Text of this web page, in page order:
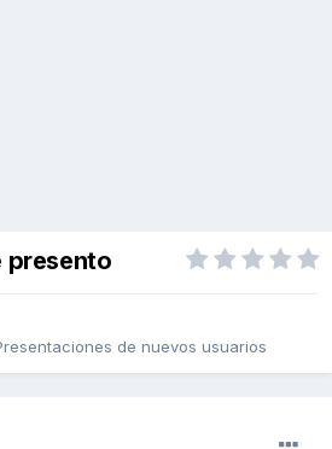
presento
de nuevos usuarios